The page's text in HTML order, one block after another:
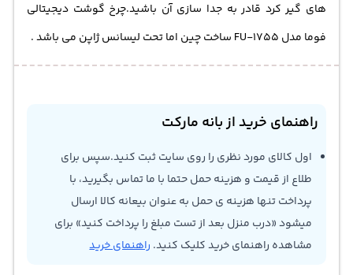
های گیر کرد قادر به جدا سازی آن باشید.چرخ گوشت دیجیتالی
فوما مدل FU-1755 ساخت چین اما تحت لیسانس ژاپن می باشد .
راهنمای خرید از بانه مارکت
اول کالای مورد نظری را روی سایت ثبت کنید.سپس برای
طلاع از قیمت و هزینه حمل حتما با ما تماس بگیرید، با
پرداخت تنها هزینه ی حمل به عنوان بیعانه کالا ارسال
میشود «درب منزل بعد از تست مبلغ را پرداخت کنید» برای
مشاهده راهنمای خرید کلیک کنید. راهنمای خرید